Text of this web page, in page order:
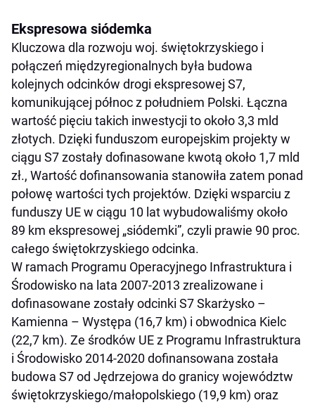
Ekspresowa siódemka
Kluczowa dla rozwoju woj. świętokrzyskiego i
połączeń międzyregionalnych była budowa
kolejnych odcinków drogi ekspresowej S7,
komunikującej północ z południem Polski. Łączna
wartość pięciu takich inwestycji to około 3,3 mld
złotych. Dzięki funduszom europejskim projekty w
ciągu S7 zostały dofinasowane kwotą około 1,7 mld
zł., Wartość dofinansowania stanowiła zatem ponad
połowę wartości tych projektów. Dzięki wsparciu z
funduszy UE w ciągu 10 lat wybudowaliśmy około
89 km ekspresowej „siódemki”, czyli prawie 90 proc.
całego świętokrzyskiego odcinka.
W ramach Programu Operacyjnego Infrastruktura i
Środowisko na lata 2007-2013 zrealizowane i
dofinasowane zostały odcinki S7 Skarżysko –
Kamienna – Występa (16,7 km) i obwodnica Kielc
(22,7 km). Ze środków UE z Programu Infrastruktura
i Środowisko 2014-2020 dofinansowana została
budowa S7 od Jędrzejowa do granicy województw
świętokrzyskiego/małopolskiego (19,9 km) oraz